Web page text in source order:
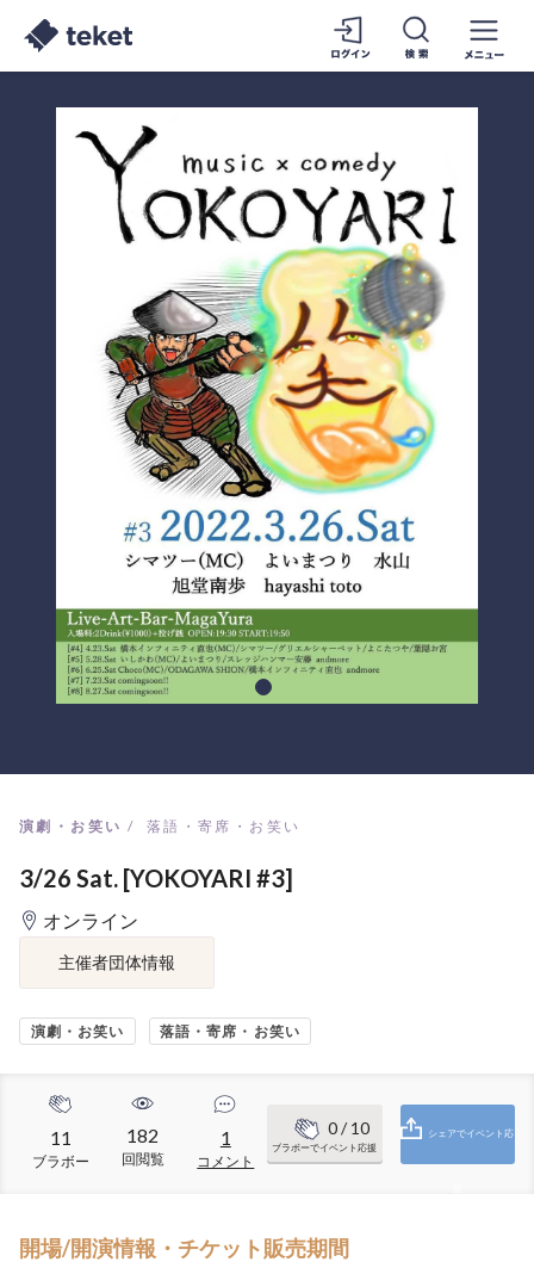
演劇・お笑い 落語・寄席・お笑い
3/26 Sat. [YOKOYARI #3]
オンライン
主催者団体情報
演劇・お笑い 落語・寄席・お笑い
11
ブラボー
182
回閲覧
1
コメント
0/ 10
ブラボーでイベント応援
シェアでイベント応
開場/開演情報・チケット販売期間